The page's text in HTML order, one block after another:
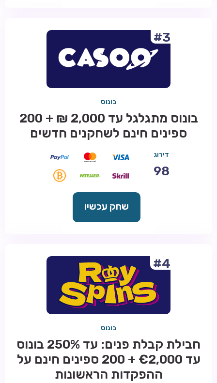
#3
בונוס
בונוס מתגלגל עד 2,000 ₪ + 200
ספינים חינם לשחקנים חדשים
דירוג
98
שחק עכשיו
#4
בונוס
חבילת קבלת פנים: עד 250% בונוס
עד €2,000 + 200 ספינים חינם על
ההפקדות הראשונות